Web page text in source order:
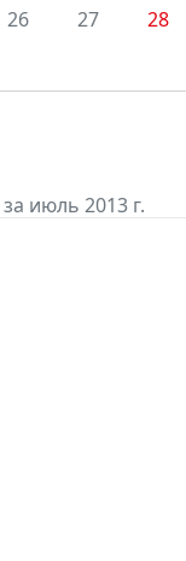
26 27 28
за июль 2013 г.